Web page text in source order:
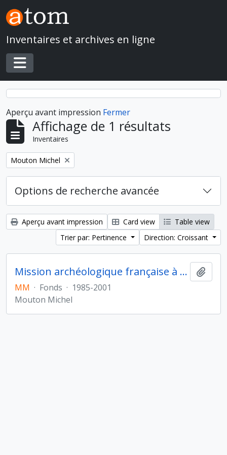
Skip to main content
Inventaires et archives en ligne
Toggle navigation
Aperçu avant impression Fermer
Affichage de 1 résultats
Inventaires
Remove filter:
Mouton Michel
Options de recherche avancée
Aperçu avant impression Card view
Table view
Trier par: Pertinence
Direction: Croissant
Mission archéologique française à Sharjah (Émirats arabes unis)
MM · Fonds · 1985-2001
Mouton Michel